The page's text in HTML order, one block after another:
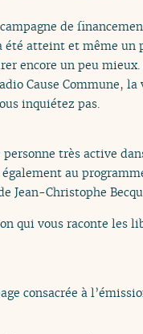
de
atteint et même un
encore un peu
Cause Commune,
inquiétez pas.
très active
au
Jean-Christophe
qui vous raconte les
consacrée à